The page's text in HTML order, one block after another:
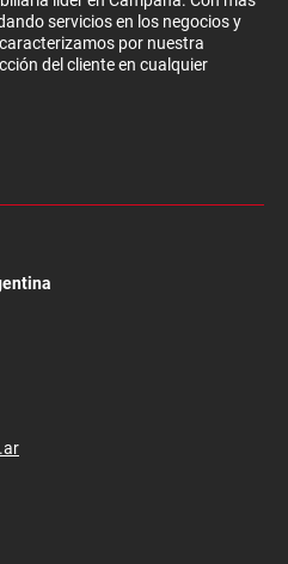
servicios en los negocios y
por nuestra
del cliente en cualquier